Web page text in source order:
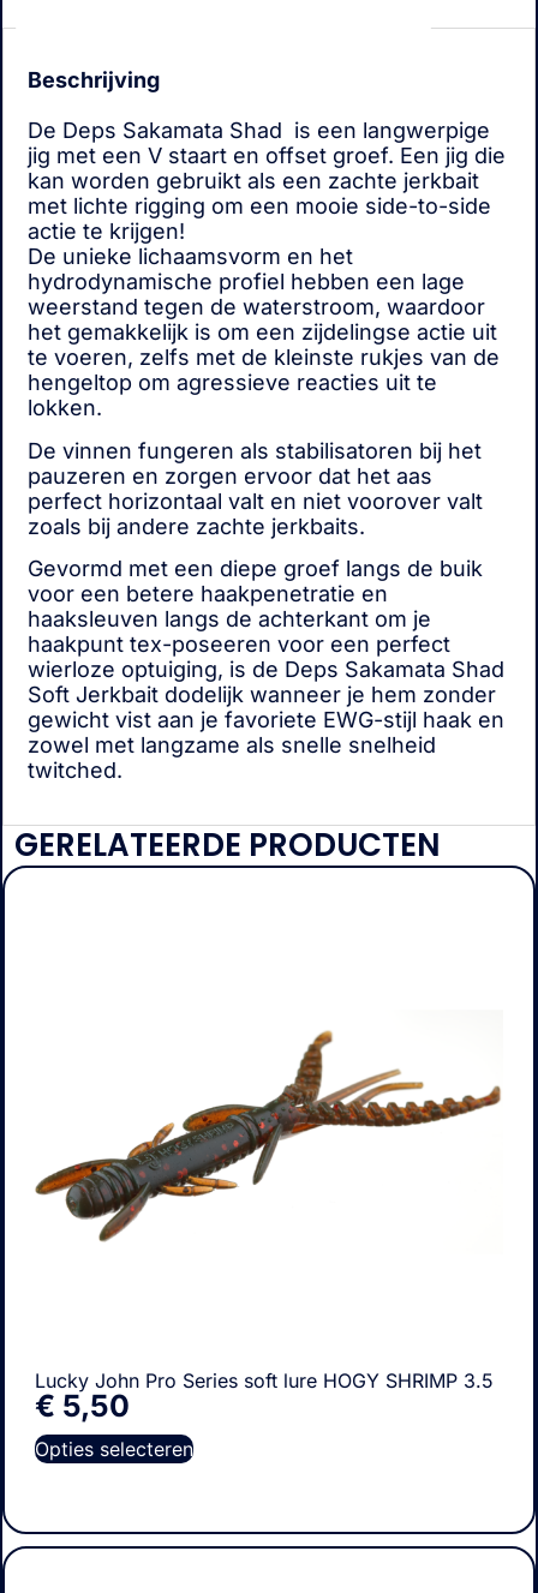
Beschrijving
De Deps Sakamata Shad is een langwerpige
jig met een V staart en offset groef. Een jig die
kan worden gebruikt als een zachte jerkbait
met lichte rigging om een mooie side-to-side
actie te krijgen!
De unieke lichaamsvorm en het
hydrodynamische profiel hebben een lage
weerstand tegen de waterstroom, waardoor
het gemakkelijk is om een zijdelingse actie uit
te voeren, zelfs met de kleinste rukjes van de
hengeltop om agressieve reacties uit te
lokken.
De vinnen fungeren als stabilisatoren bij het
pauzeren en zorgen ervoor dat het aas
perfect horizontaal valt en niet voorover valt
zoals bij andere zachte jerkbaits.
Gevormd met een diepe groef langs de buik
voor een betere haakpenetratie en
haaksleuven langs de achterkant om je
haakpunt tex-poseeren voor een perfect
wierloze optuiging, is de Deps Sakamata Shad
Soft Jerkbait dodelijk wanneer je hem zonder
gewicht vist aan je favoriete EWG-stijl haak en
zowel met langzame als snelle snelheid
twitched.
GERELATEERDE PRODUCTEN
Lucky John Pro Series soft lure HOGY SHRIMP 3.5
€ 5,50
Opties selecteren